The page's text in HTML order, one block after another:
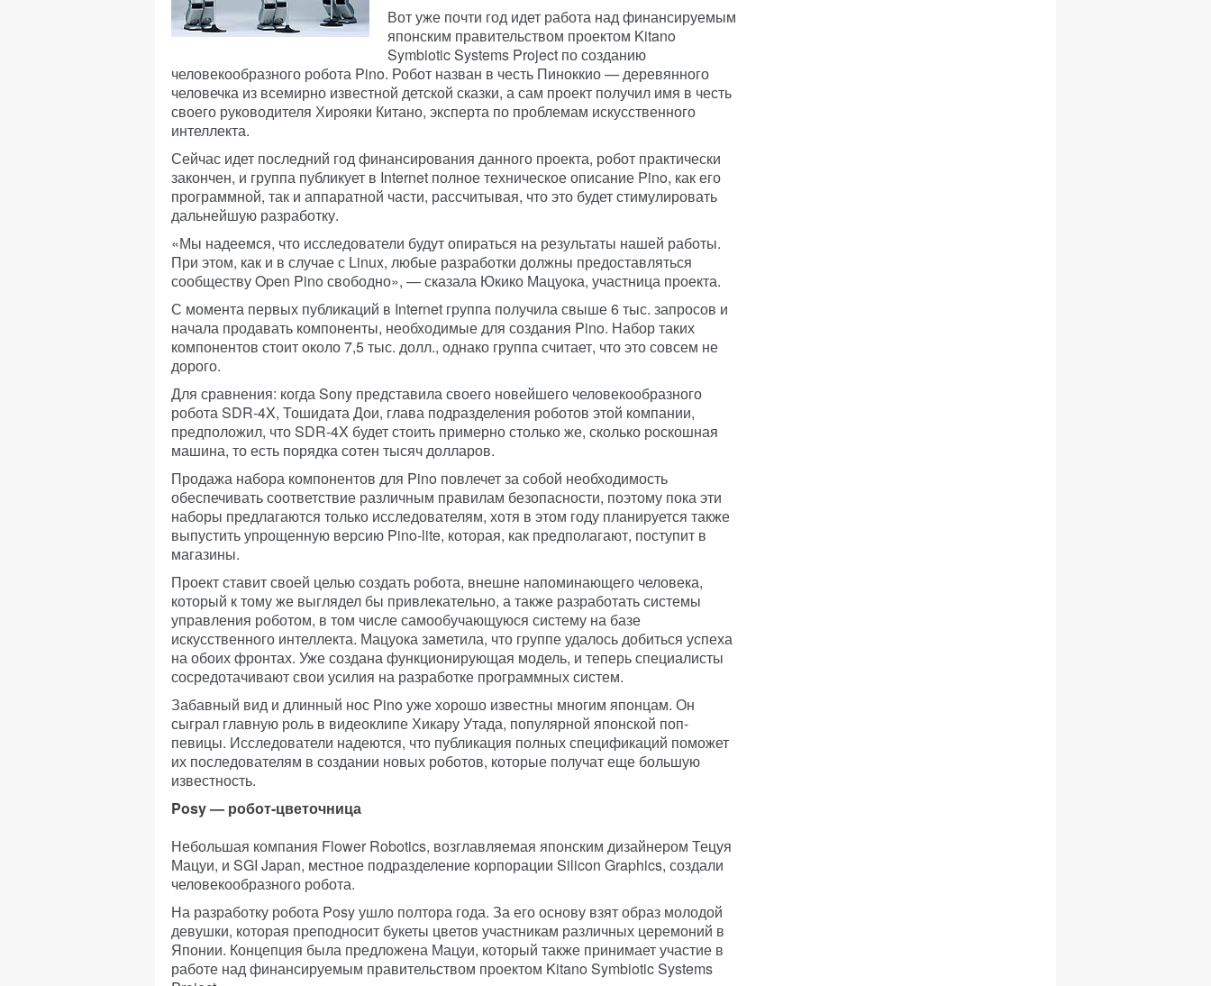
Вот уже почти год идет работа над финансируемым
японским правительством проектом Kitano
Symbiotic Systems Project по созданию
человекообразного робота Pino. Робот назван в честь Пиноккио — деревянного
человечка из всемирно известной детской сказки, а сам проект получил имя в честь
своего руководителя Хирояки Китано, эксперта по проблемам искусственного
интеллекта.
Сейчас идет последний год финансирования данного проекта, робот практически
закончен, и группа публикует в Internet полное техническое описание Pino, как его
программной, так и аппаратной части, рассчитывая, что это будет стимулировать
дальнейшую разработку.
«Мы надеемся, что исследователи будут опираться на результаты нашей работы.
При этом, как и в случае с Linux, любые разработки должны предоставляться
сообществу Open Pino свободно», — сказала Юкико Мацуока, участница проекта.
С момента первых публикаций в Internet группа получила свыше 6 тыс. запросов и
начала продавать компоненты, необходимые для создания Pino. Набор таких
компонентов стоит около 7,5 тыс. долл., однако группа считает, что это совсем не
дорого.
Для сравнения: когда Sony представила своего новейшего человекообразного
робота SDR-4X, Тошидата Дои, глава подразделения роботов этой компании,
предположил, что SDR-4X будет стоить примерно столько же, сколько роскошная
машина, то есть порядка сотен тысяч долларов.
Продажа набора компонентов для Pino повлечет за собой необходимость
обеспечивать соответствие различным правилам безопасности, поэтому пока эти
наборы предлагаются только исследователям, хотя в этом году планируется также
выпустить упрощенную версию Pino-lite, которая, как предполагают, поступит в
магазины.
Проект ставит своей целью создать робота, внешне напоминающего человека,
который к тому же выглядел бы привлекательно, а также разработать системы
управления роботом, в том числе самообучающуюся систему на базе
искусственного интеллекта. Мацуока заметила, что группе удалось добиться успеха
на обоих фронтах. Уже создана функционирующая модель, и теперь специалисты
сосредотачивают свои усилия на разработке программных систем.
Забавный вид и длинный нос Pino уже хорошо известны многим японцам. Он
сыграл главную роль в видеоклипе Хикару Утада, популярной японской поп-
певицы. Исследователи надеются, что публикация полных спецификаций поможет
их последователям в создании новых роботов, которые получат еще большую
известность.
Posy — робот-цветочница
Небольшая компания Flower Robotics, возглавляемая японским дизайнером Тецуя
Мацуи, и SGI Japan, местное подразделение корпорации Silicon Graphics, создали
человекообразного робота.
На разработку робота Posy ушло полтора года. За его основу взят образ молодой
девушки, которая преподносит букеты цветов участникам различных церемоний в
Японии. Концепция была предложена Мацуи, который также принимает участие в
работе над финансируемым правительством проектом Kitano Symbiotic Systems